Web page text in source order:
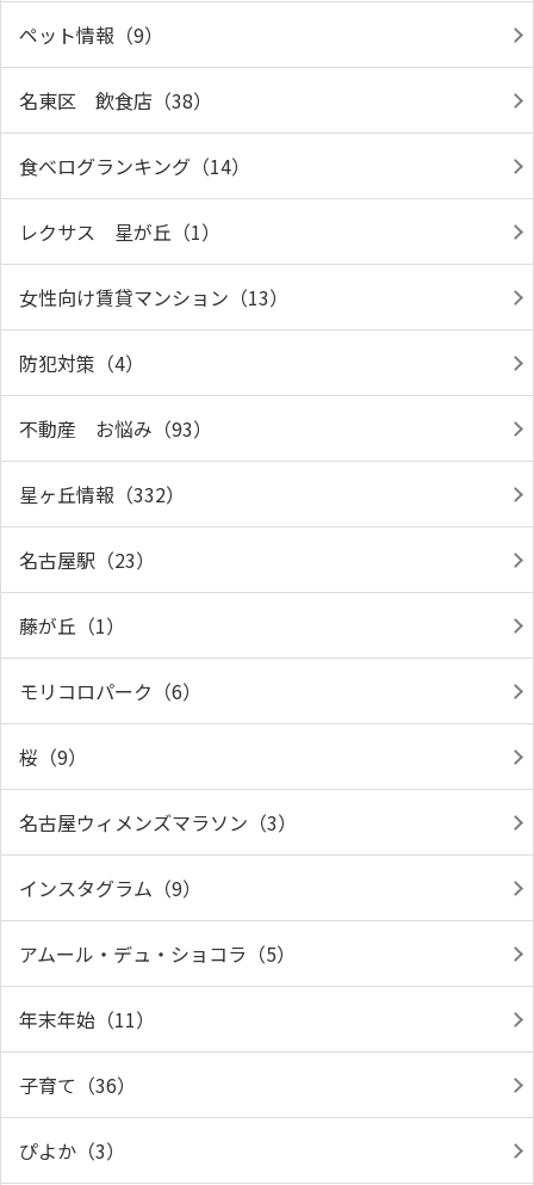
ペット情報（9）
名東区 飲食店（38）
食べログランキング（14）
レクサス 星が丘（1）
女性向け賃貸マンション（13）
防犯対策（4）
不動産 お悩み（93）
星ヶ丘情報（332）
名古屋駅（23）
藤が丘（1）
モリコロパーク（6）
桜（9）
名古屋ウィメンズマラソン（3）
インスタグラム（9）
アムール・デュ・ショコラ（5）
年末年始（11）
子育て（36）
ぴよか（3）